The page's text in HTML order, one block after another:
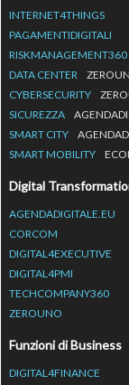
INTERNET4THINGS
PAGAMENTIDIGITALI
RISKMANAGEMENT360
DATA CENTER
CYBERSECURITY
SICUREZZA
SMART CITY
SMART MOBILITY
Digital
AGENDADIGITALE.EU
CORCOM
DIGITAL4EXECUTIVE
DIGITAL4PMI
TECHCOMPANY360
ZEROUNO
Funzioni di Business
DIGITAL4FINANCE